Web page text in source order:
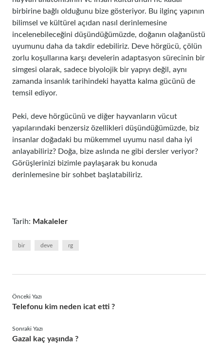
birbirine bağlı olduğunu bize gösteriyor. Bu ilginç yapının
bilimsel ve kültürel açıdan nasıl derinlemesine
incelenebileceğini düşündüğümüzde, doğanın olağanüstü
uyumunu daha da takdir edebiliriz. Deve hörgücü, çölün
zorlu koşullarına karşı develerin adaptasyon sürecinin bir
simgesi olarak, sadece biyolojik bir yapıyı değil, aynı
zamanda insanlık tarihindeki hayatta kalma gücünü de
temsil ediyor.
Peki, deve hörgücünü ve diğer hayvanların vücut
yapılarındaki benzersiz özellikleri düşündüğümüzde, biz
insanlar doğadaki bu mükemmel uyumu nasıl daha iyi
anlayabiliriz? Doğa, bize aslında ne gibi dersler veriyor?
Görüşlerinizi bizimle paylaşarak bu konuda
derinlemesine bir sohbet başlatabiliriz.
Tarih: Makaleler
bir deve rg
Önceki Yazı
Telefonu kim neden icat etti ?
Sonraki Yazı
Gazal kaç yaşında ?